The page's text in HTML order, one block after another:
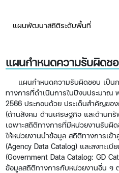
แผนพัฒนาสถิติระดับพื้นที่
แผนกำหนดความรับผิดช
แผนกำหนดความรับผิดชอบ เป็นก
ทางการที่ดำเนินการในปีงบประมาณ
2566 ประกอบด้วย ประเด็นสำคัญข
(ด้านสังคม ด้านเศรษฐกิจ และด้านท
เฉพาะสถิติทางการที่มีหน่วยงานรับผิ
ให้หน่วยงานนำข้อมูล สถิติทางการเข้
(Agency Data Catalog) และลงทะเ
(Government Data Catalog: GD
ข้อมูลสถิติทางการกับหน่วยงานอื่น ๆ